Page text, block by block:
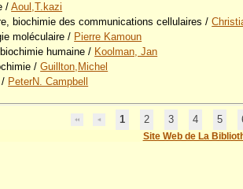
/Aoul,T.kazi
biochimie des communications cellulaires /
moléculaire / Pierre Kamoun
humaine / Koolman, Jan
/Guillton,Michel
/ PeterN. Campbell
1 2 3 4 5
Site Web de La